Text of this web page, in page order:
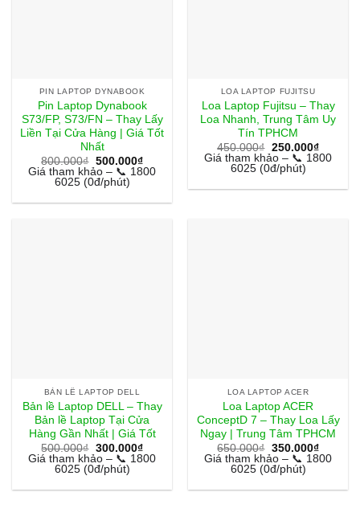
PIN LAPTOP DYNABOOK
Pin Laptop Dynabook
S73/FP, S73/FN – Thay Lấy
Liền Tại Cửa Hàng | Giá Tốt
Nhất
800.000₫ Giá
gốc
là:
800.000₫.
500.000₫Giá
hiện
500.000₫.
Giá tham khảo – 📞 1800
6025 (0đ/phút)
LOA LAPTOP FUJITSU
Loa Laptop Fujitsu – Thay
Loa Nhanh, Trung Tâm Uy
Tín TPHCM
450.000₫ Giá
gốc
là:
450.000₫.
250.000₫Giá
hiện
Giá tham khảo – 📞 1800
6025 (0đ/phút)
BẢN LỀ LAPTOP DELL
Bản lề Laptop DELL – Thay
Bản lề Laptop Tại Cửa
Hàng Gần Nhất | Giá Tốt
500.000₫ Giá
gốc
là:
500.000₫.
300.000₫Giá
hiện
300.000₫.
Giá tham khảo – 📞 1800
6025 (0đ/phút)
LOA LAPTOP ACER
Loa Laptop ACER
ConceptD 7 – Thay Loa Lấy
Ngay | Trung Tâm TPHCM
650.000₫ Giá
gốc
là:
650.000₫.
350.000₫Giá
hiện
Giá tham khảo – 📞 1800
6025 (0đ/phút)